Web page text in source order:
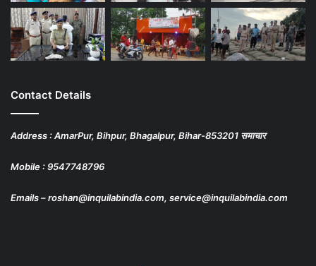
Contact Details
Address : AmarPur, Bihpur, Bhagalpur, Bihar-853201 समाचार
Mobile : 9547748796
Emails – roshan@inquilabindia.com, service@inquilabindia.com